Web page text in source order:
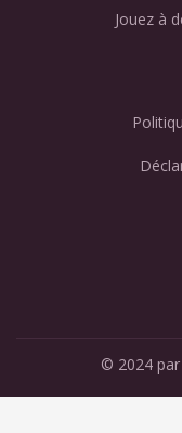
Jouez à
© 2024